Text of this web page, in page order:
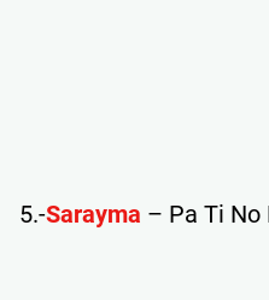
5.-Sarayma – Pa Ti No